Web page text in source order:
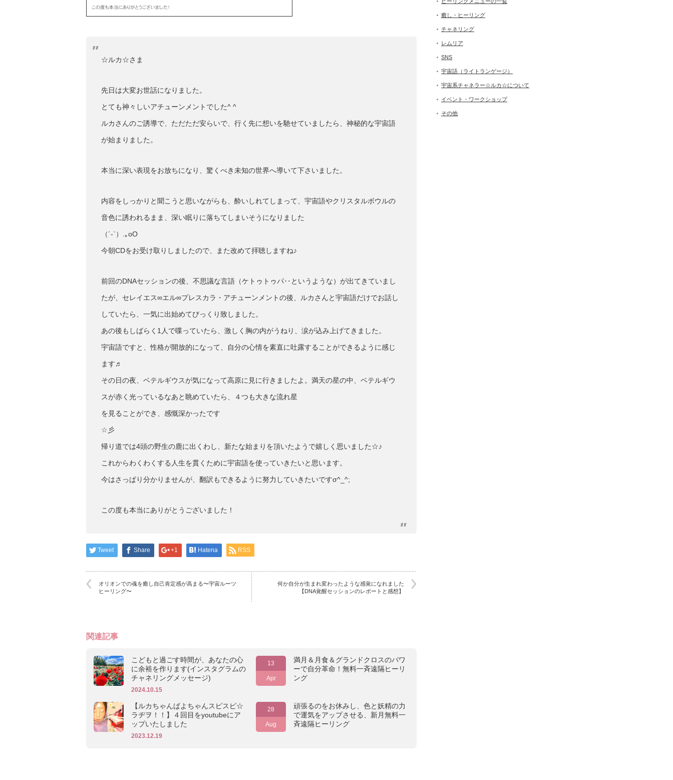
☆ルカ☆さま
先日は大変お世話になりました。
とても神々しいアチューンメントでした^ ^
ルカさんのご誘導で、ただただ安らいで、行く先に想いを馳せていましたら、神秘的な宇宙語
が始まりました。
本当に深い表現をお放ちになり、驚くべき未知の世界へ導いて下さいました。
内容をしっかりと聞こうと思いながらも、酔いしれてしまって、宇宙語やクリスタルボウルの
音色に誘われるまま、深い眠りに落ちてしまいそうになりました
（´-`）.｡oO
今朝CDをお受け取りしましたので、また改めて拝聴しますね♪
前回のDNAセッションの後、不思議な言語（ケトゥトゥパ‥というような）が出てきていまし
たが、セレイエス∞エル∞プレスカラ・アチューンメントの後、ルカさんと宇宙語だけでお話し
していたら、一気に出始めてびっくり致しました。
あの後もしばらく1人で喋っていたら、激しく胸の内がうねり、涙が込み上げてきました。
宇宙語ですと、性格が開放的になって、自分の心情を素直に吐露することができるように感じ
ます♬
その日の夜、ベテルギウスが気になって高原に見に行きましたよ。満天の星の中、ベテルギウ
スが赤く光っているなあと眺めていたら、４つも大きな流れ星
を見ることができ、感慨深かったです
☆彡
帰り道では4頭の野生の鹿に出くわし、新たな始まりを頂いたようで嬉しく思いました☆♪
これからわくわくする人生を貫くために宇宙語を使っていきたいと思います。
今はさっぱり分かりませんが、翻訳もできるように努力していきたいですσ^_^;
この度も本当にありがとうございました！
Tweet Share +1 Hatena RSS
オリオンでの魂を癒し自己肯定感が高まる〜宇宙ルーツ
ヒーリング〜
何か自分が生まれ変わったような感覚になれました
【DNA覚醒セッションのレポートと感想】
関連記事
こどもと過ごす時間が、あなたの心
に余裕を作ります(インスタグラムの
チャネリングメッセージ)
2024.10.15
13
Apr
満月＆月食＆グランドクロスのパワ
ーで自分革命！無料一斉遠隔ヒーリ
ング
【ルカちゃんぱよちゃんスピスピ☆
ラヂヲ！！】４回目をyoutubeにア
ップいたしました
2023.12.19
28
Aug
頑張るのをお休みし、色と妖精の力
で運気をアップさせる、新月無料一
斉遠隔ヒーリング
癒し・ヒーリング
チャネリング
レムリア
SNS
宇宙語（ライトランゲージ）
宇宙系チャネラー☆ルカ☆について
イベント・ワークショップ
その他